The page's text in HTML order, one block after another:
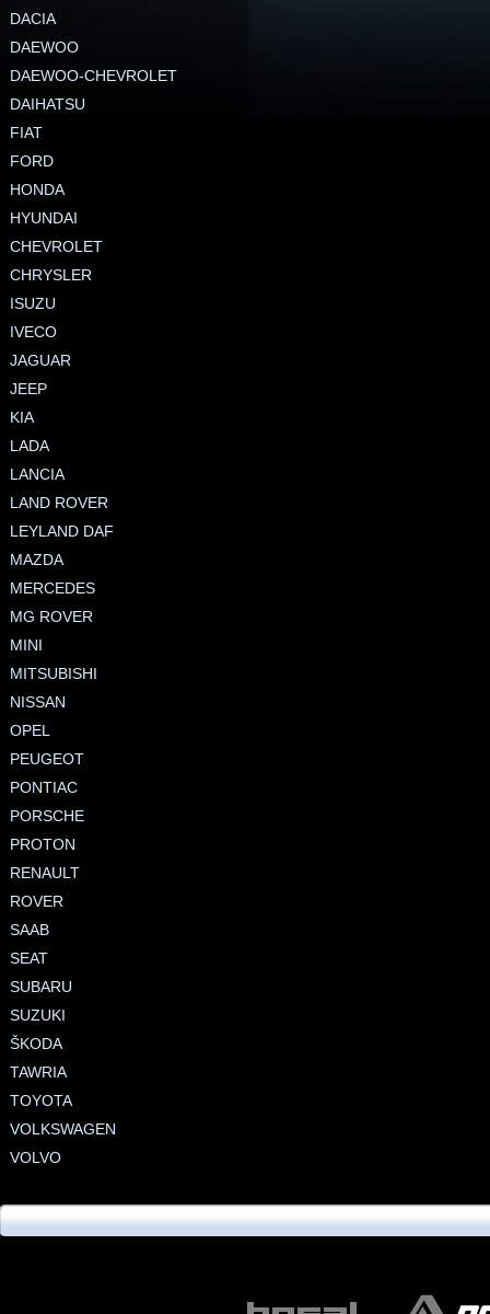
DACIA
DAEWOO
DAEWOO-CHEVROLET
DAIHATSU
FIAT
FORD
HONDA
HYUNDAI
CHEVROLET
CHRYSLER
ISUZU
IVECO
JAGUAR
JEEP
KIA
LADA
LANCIA
LAND ROVER
LEYLAND DAF
MAZDA
MERCEDES
MG ROVER
MINI
MITSUBISHI
NISSAN
OPEL
PEUGEOT
PONTIAC
PORSCHE
PROTON
RENAULT
ROVER
SAAB
SEAT
SUBARU
SUZUKI
ŠKODA
TAWRIA
TOYOTA
VOLKSWAGEN
VOLVO